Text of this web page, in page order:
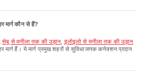
मार्ग कौन से हैं?
सेबू से मनीला तक की उड़ान, इलोइलो से मनीला तक की उड़ान
मार्ग हैं। ये मार्ग प्रमुख शहरों से सुविधाजनक कनेक्शन प्रदान